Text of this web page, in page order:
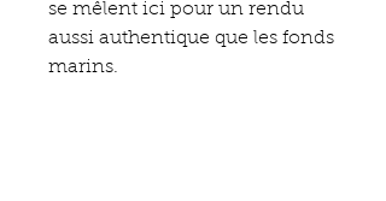
se mêlent ici pour un rendu
aussi authentique que les fonds
marins.